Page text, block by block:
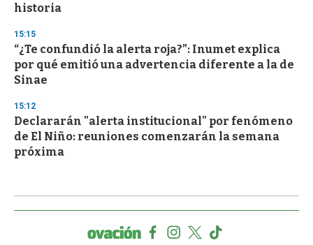
historia
15:15
“¿Te confundió la alerta roja?”: Inumet explica
por qué emitió una advertencia diferente a la de
Sinae
15:12
Declararán "alerta institucional" por fenómeno
de El Niño: reuniones comenzarán la semana
próxima